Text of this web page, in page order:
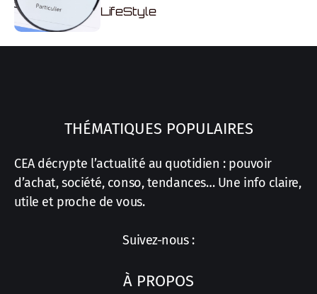
LifeStyle
THÉMATIQUES POPULAIRES
CEA décrypte l’actualité au quotidien : pouvoir
d’achat, société, conso, tendances… Une info claire,
utile et proche de vous.
Suivez-nous :
À PROPOS